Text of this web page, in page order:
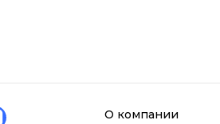
О компании